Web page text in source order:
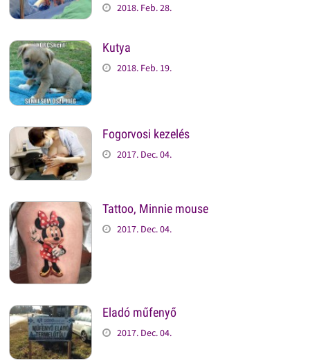
2018. Feb. 28.
Kutya
2018. Feb. 19.
Fogorvosi kezelés
2017. Dec. 04.
Tattoo, Minnie mouse
2017. Dec. 04.
Eladó műfenyő
2017. Dec. 04.